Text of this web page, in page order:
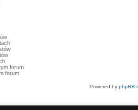
forum
forum
Powered by phpBB